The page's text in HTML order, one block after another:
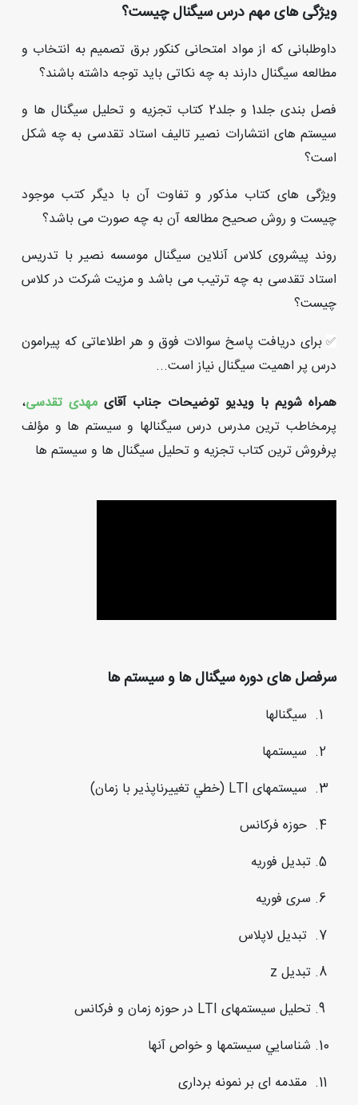
ویژگی های مهم درس سیگنال چیست؟
️داوطلبانی که از مواد امتحانی کنکور برق تصمیم به انتخاب و
مطالعه سیگنال دارند به چه نکاتی باید توجه داشته باشند؟
فصل بندی جلد1 و جلد2 کتاب تجزیه و تحلیل سیگنال ها و
سیستم های انتشارات نصیر تالیف استاد تقدسی به چه شکل
است؟
️ویژگی های کتاب مذکور و تفاوت آن با دیگر کتب موجود
چیست و روش صحیح مطالعه آن به چه صورت می باشد؟
روند پیشروی کلاس آنلاین سیگنال موسسه نصیر با تدریس
استاد تقدسی به چه ترتیب می باشد و مزیت شرکت در کلاس
چیست؟
✅برای دریافت پاسخ سوالات فوق و هر اطلاعاتی که پیرامون
درس پر اهمیت سیگنال نیاز است...
همراه شویم با ویدیو توضیحات جناب آقای مهدی تقدسی،
پرمخاطب ترین مدرس درس سیگنالها و سیستم ها و مؤلف
پرفروش ترین کتاب تجزیه و تحلیل سیگنال ها و سیستم ها
سرفصل های دوره سیگنال ها و سیستم ها
سیگنالها
سیستمها
سیستمهای LTI (خطي تغییرناپذیر با زمان)
حوزه فرکانس
تبدیل فوریه
سری فوریه
تبدیل لاپلاس
تبدیل z
تحلیل سیستمهای LTI در حوزه زمان و فرکانس
شناسایي سیستمها و خواص آنها
مقدمه ای بر نمونه برداری